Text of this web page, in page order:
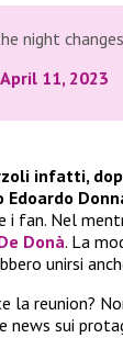
night
April 11, 2023
infatti,
Edoardo
i fan. Nel
Donà. La
unirsi
la reunion?
news sui